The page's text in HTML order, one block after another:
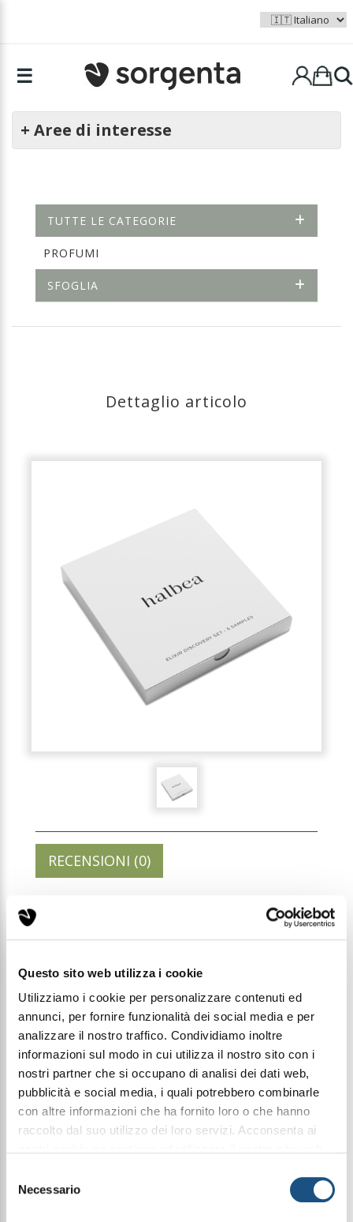
Questo sito web utilizza i cookie
Utilizziamo i cookie per personalizzare contenuti ed
annunci, per fornire funzionalità dei social media e per
analizzare il nostro traffico. Condividiamo inoltre
informazioni sul modo in cui utilizza il nostro sito con i
nostri partner che si occupano di analisi dei dati web,
pubblicità e social media, i quali potrebbero combinarle
con altre informazioni che ha fornito loro o che hanno
raccolto dal suo utilizzo dei loro servizi. Acconsenta ai
delNecessario
☰
+ Aree di interesse
TUTTE LE CATEGORIE
PROFUMI
SFOGLIA
Dettaglio articolo
RECENSIONI (0)
SCATOLA 'ELIXIR DISCOVERY
SET' PER 5 PROFUMI 3ML
Codice: SAMPLEBOX01
Prezzo di listino:
€ 2,49
Condividi questo articolo sui social
3Ml Elixir